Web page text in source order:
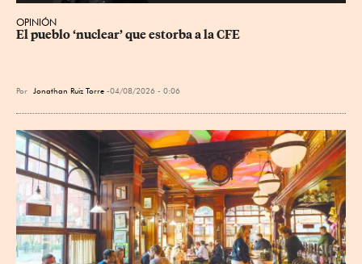
OPINIÓN
El pueblo ‘nuclear’ que estorba a la CFE
Por Jonathan Ruiz Torre 04/08/2026 - 0:06